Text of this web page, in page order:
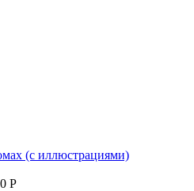
(с иллюстрациями)
Р